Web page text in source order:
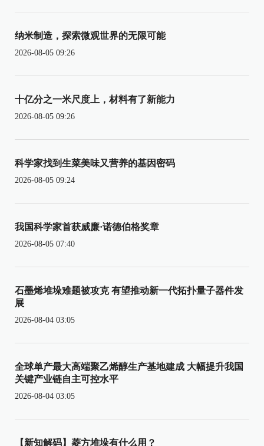
纳米制造，探索微观世界的无限可能
2026-08-05 09:26
十亿分之一米尺度上，材料有了新能力
2026-08-05 09:26
科学家找到生菜美味又营养的基因密码
2026-08-05 09:24
我国科学家首获威廉·诺德伯格奖章
2026-08-05 07:40
石墨烯堆垛难题被攻克 有望推动新一代拓扑量子器件发
展
2026-08-04 03:05
全球单产最大高端聚乙烯醇生产基地建成 大幅提升我国
关键产业链自主可控水平
2026-08-04 03:05
【新知解码】菱方堆垛有什么用？